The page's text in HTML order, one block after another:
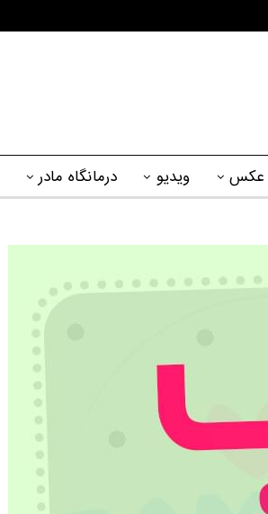
عکس ویدیو درمانگاه مادر